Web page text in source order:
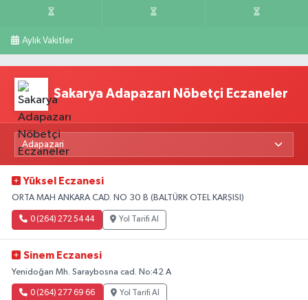
Aylık Vakitler
Sakarya Adapazarı Nöbetçi Eczaneler
Yüksel Eczanesi
ORTA MAH ANKARA CAD. NO 30 B (BALTÜRK OTEL KARŞISI)
0 (264) 272 54 44 Yol Tarifi Al
Sinem Eczanesi
Yenidoğan Mh. Saraybosna cad. No:42 A
0 (264) 277 69 66 Yol Tarifi Al